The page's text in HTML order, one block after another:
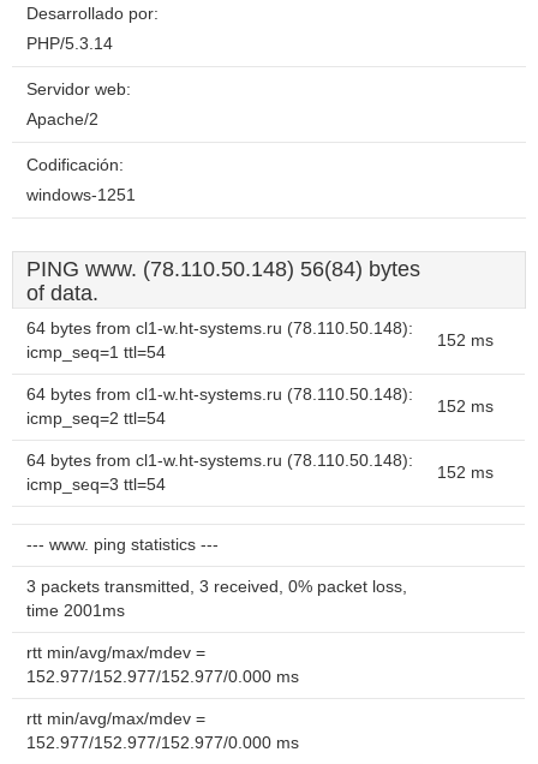
Desarrollado por:
PHP/5.3.14
Servidor web:
Apache/2
Codificación:
windows-1251
PING www. (78.110.50.148) 56(84) bytes
of data.
64 bytes from cl1-w.ht-systems.ru (78.110.50.148):
icmp_seq=1 ttl=54
152 ms
64 bytes from cl1-w.ht-systems.ru (78.110.50.148):
icmp_seq=2 ttl=54
152 ms
64 bytes from cl1-w.ht-systems.ru (78.110.50.148):
icmp_seq=3 ttl=54
152 ms
--- www. ping statistics ---
3 packets transmitted, 3 received, 0% packet loss,
time 2001ms
rtt min/avg/max/mdev =
152.977/152.977/152.977/0.000 ms
rtt min/avg/max/mdev =
152.977/152.977/152.977/0.000 ms